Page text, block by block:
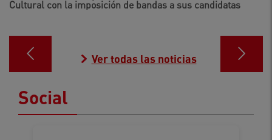
Cultural con la imposición de bandas a sus candidatas
Ver todas las noticias
Social